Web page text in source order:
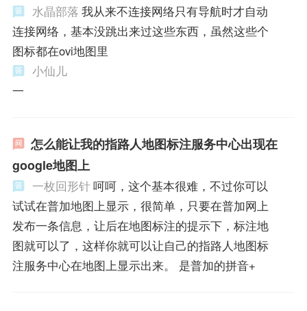
水晶部落 我从来不连接网络只有导航时才自动
连接网络，基本没跳出来过这些东西，虽然这些个
图标都在ovi地图里
小仙儿
一
怎么能让我的指路人地图标注服务中心出现在
google地图上
一枚回形针呵呵，这个基本很难，不过你可以
试试在普加地图上显示，很简单，只要在普加网上
发布一条信息，让后在地图标注的提示下，标注地
图就可以了，这样你就可以让自己的指路人地图标
注服务中心在地图上显示出来。 是普加的拼音+